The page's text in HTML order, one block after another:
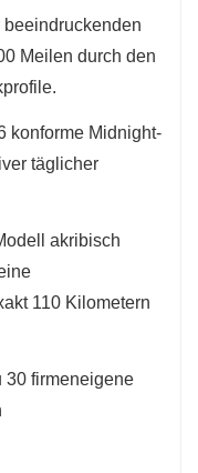
Meilen durch den
konforme Midnight-
täglicher
akribisch
110 Kilometern
30 firmeneigene